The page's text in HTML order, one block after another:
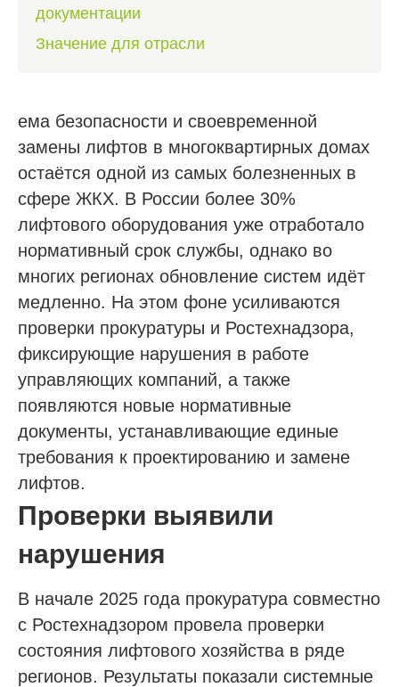
документации
Значение для отрасли
ема безопасности и своевременной
замены лифтов в многоквартирных домах
остаётся одной из самых болезненных в
сфере ЖКХ. В России более 30%
лифтового оборудования уже отработало
нормативный срок службы, однако во
многих регионах обновление систем идёт
медленно. На этом фоне усиливаются
проверки прокуратуры и Ростехнадзора,
фиксирующие нарушения в работе
управляющих компаний, а также
появляются новые нормативные
документы, устанавливающие единые
требования к проектированию и замене
лифтов.
Проверки выявили
нарушения
В начале 2025 года прокуратура совместно
с Ростехнадзором провела проверки
состояния лифтового хозяйства в ряде
регионов. Результаты показали системные